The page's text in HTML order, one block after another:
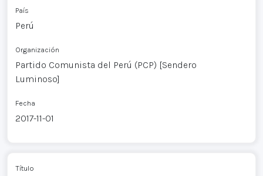
País
Perú
Organización
Partido Comunista del Perú (PCP) [Sendero
Luminoso]
Fecha
2017-11-01
Título